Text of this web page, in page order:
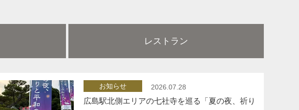
レストラン
お知らせ 2026.07.28
広島駅北側エリアの七社寺を巡る「夏の夜、祈り